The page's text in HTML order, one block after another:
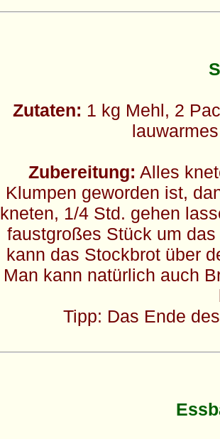
Zutaten: 1 kg Mehl, 2
Zubereitung: Alles
Klumpen geworden ist,
kneten, 1/4 Std. gehen
faustgroßes Stück um
kann das Stockbrot über
Man kann natürlich auch
Tipp: Das Ende